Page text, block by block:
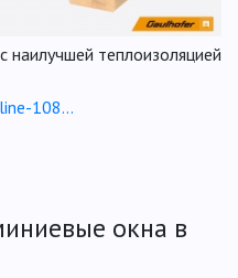
теплоизоляцией
108...
окна в